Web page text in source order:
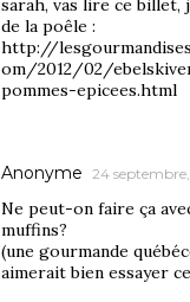
sarah, vas lire ce billet,
de la poêle :
http://
om/2012/02/
pommes-epicees.html
Anonyme 24 septembre,
Ne peut-on faire ça
muffins?
(une gourmande
aimerait bien essayer